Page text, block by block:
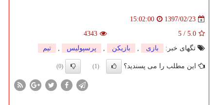
1397/02/23
15:02:00
5.0
/
5
4343
تگهای خبر:
بازی , بازیكن , پرسپولیس , تیم
این مطلب را می پسندید؟ (1)
(0)